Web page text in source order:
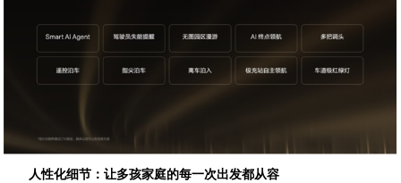
人性化细节：让多孩家庭的每一次出发都从容